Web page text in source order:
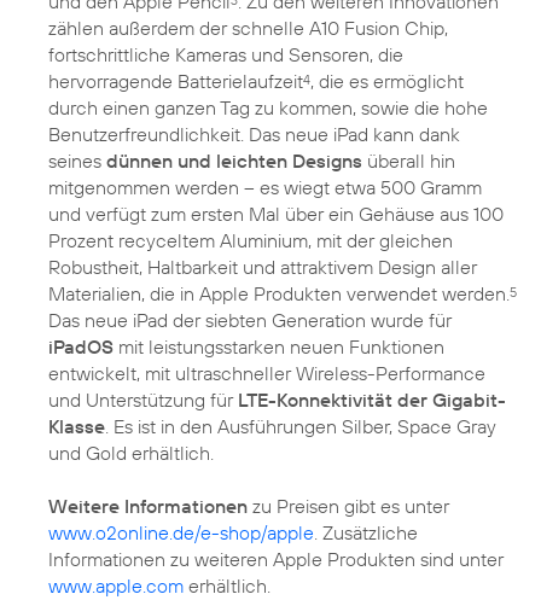
zählen außerdem der schnelle A10 Fusion Chip,
fortschrittliche Kameras und Sensoren, die
hervorragende Batterielaufzeit4, die es ermöglicht
durch einen ganzen Tag zu kommen, sowie die hohe
Benutzerfreundlichkeit. Das neue iPad kann dank
seines dünnen und leichten Designs überall hin
mitgenommen werden – es wiegt etwa 500 Gramm
und verfügt zum ersten Mal über ein Gehäuse aus 100
Prozent recyceltem Aluminium, mit der gleichen
Robustheit, Haltbarkeit und attraktivem Design aller
Materialien, die in Apple Produkten verwendet werden. 5
Das neue iPad der siebten Generation wurde für
iPadOS mit leistungsstarken neuen Funktionen
entwickelt, mit ultraschneller Wireless-Performance
und Unterstützung für LTE-Konnektivität der Gigabit-
Klasse . Es ist in den Ausführungen Silber, Space Gray
und Gold erhältlich.
Weitere Informationen zu Preisen gibt es unter
www.o2online.de/e-shop/apple . Zusätzliche
Informationen zu weiteren Apple Produkten sind unter
www.apple.com erhältlich.